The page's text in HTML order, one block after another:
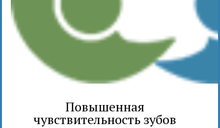
Повышенная
чувствительность зубов